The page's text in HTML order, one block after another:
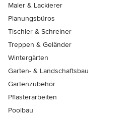
Maler & Lackierer
Planungsbüros
Tischler & Schreiner
Treppen & Geländer
Wintergärten
Garten- & Landschaftsbau
Gartenzubehör
Pflasterarbeiten
Poolbau